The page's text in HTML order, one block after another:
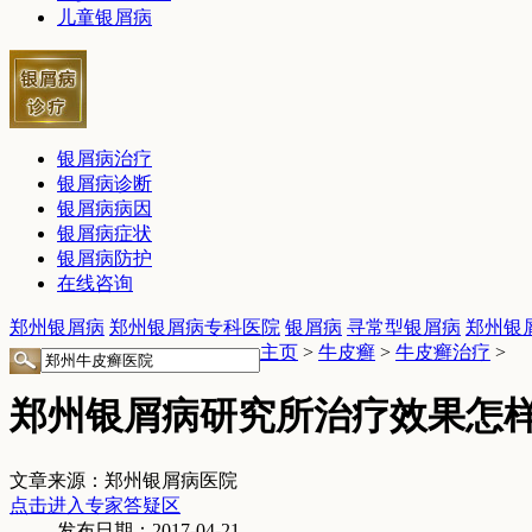
儿童银屑病
银屑病治疗
银屑病诊断
银屑病病因
银屑病症状
银屑病防护
在线咨询
郑州银屑病 郑州银屑病专科医院 银屑病 寻常型银屑病 郑州银
主页 > 牛皮癣 > 牛皮癣治疗 >
郑州银屑病研究所治疗效果怎
文章来源：郑州银屑病医院
点击进入专家答疑区